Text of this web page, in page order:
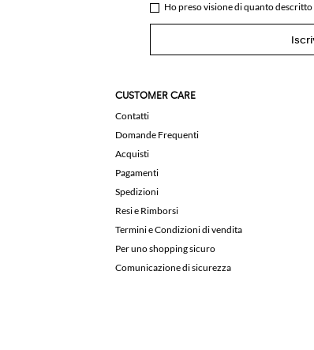
Ho preso visione di quanto descritto
CUSTOMER CARE
Contatti
Domande Frequenti
Acquisti
Pagamenti
Spedizioni
Resi e Rimborsi
Termini e Condizioni di vendita
Per uno shopping sicuro
Comunicazione di sicurezza